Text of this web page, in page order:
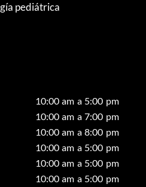
pediátrica
10:00 am a 5:00 pm
10:00 am a 7:00 pm
10:00 am a 8:00 pm
10:00 am a 5:00 pm
10:00 am a 5:00 pm
10:00 am a 5:00 pm